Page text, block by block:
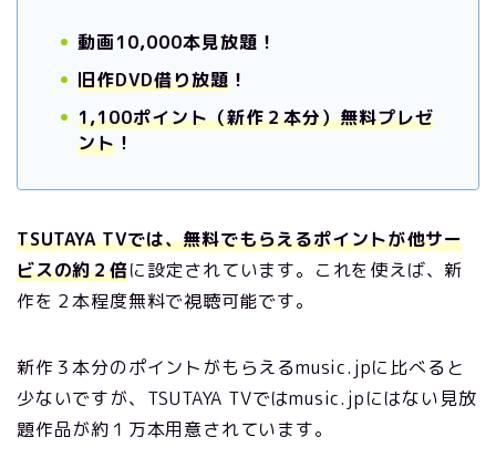
動画10,000本見放題！
旧作DVD借り放題 ！
1,100ポイント（新作２本分）無料プレゼ
ント ！
TSUTAYA TVでは、無料でもらえるポイントが他サー
ビスの約２倍に設定されています。これを使えば、新
作を２本程度無料で視聴可能です。
新作３本分のポイントがもらえるmusic.jpに比べると
少ないですが、TSUTAYA TVではmusic.jpにはない見放
題作品が約１万本用意されています。